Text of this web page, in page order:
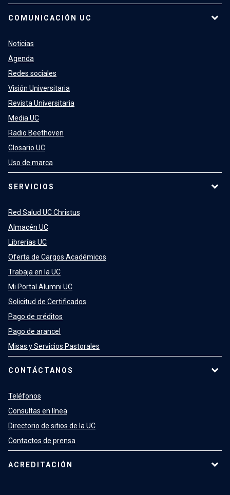
COMUNICACIÓN UC
Noticias
Agenda
Redes sociales
Visión Universitaria
Revista Universitaria
Media UC
Radio Beethoven
Glosario UC
Uso de marca
SERVICIOS
Red Salud UC Christus
Almacén UC
Librerías UC
Oferta de Cargos Académicos
Trabaja en la UC
Mi Portal Alumni UC
Solicitud de Certificados
Pago de créditos
Pago de arancel
Misas y Servicios Pastorales
CONTÁCTANOS
Teléfonos
Consultas en línea
Directorio de sitios de la UC
Contactos de prensa
ACREDITACIÓN